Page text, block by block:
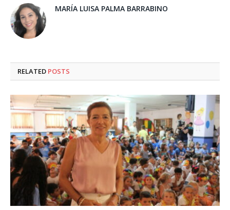
MARÍA LUISA PALMA BARRABINO
RELATED POSTS